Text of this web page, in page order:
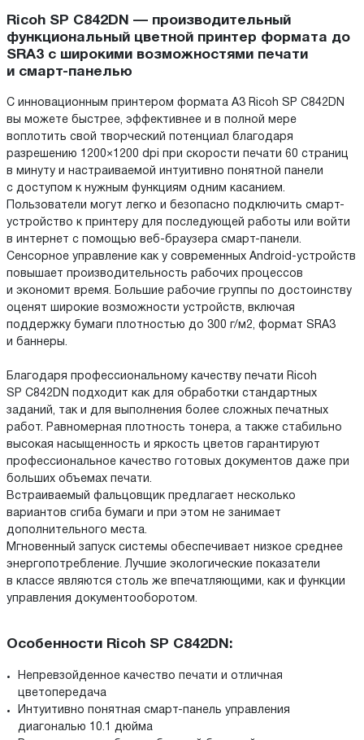
Ricoh SP C842DN — производительный
функциональный цветной принтер формата до
SRА3 с широкими возможностями печати
и смарт-панелью
С инновационным принтером формата A3 Ricoh SP C842DN
вы можете быстрее, эффективнее и в полной мере
воплотить свой творческий потенциал благодаря
разрешению 1200×1200 dpi при скорости печати 60 страниц
в минуту и настраиваемой интуитивно понятной панели
с доступом к нужным функциям одним касанием.
Пользователи могут легко и безопасно подключить смарт-
устройство к принтеру для последующей работы или войти
в интернет с помощью веб-браузера смарт-панели.
Сенсорное управление как у современных Android-устройств
повышает производительность рабочих процессов
и экономит время. Большие рабочие группы по достоинству
оценят широкие возможности устройств, включая
поддержку бумаги плотностью до 300 г/м2, формат SRA3
и баннеры.
Благодаря профессиональному качеству печати Ricoh
SP C842DN подходит как для обработки стандартных
заданий, так и для выполнения более сложных печатных
работ. Равномерная плотность тонера, а также стабильно
высокая насыщенность и яркость цветов гарантируют
профессиональное качество готовых документов даже при
больших объемах печати.
Встраиваемый фальцовщик предлагает несколько
вариантов сгиба бумаги и при этом не занимает
дополнительного места.
Мгновенный запуск системы обеспечивает низкое среднее
энергопотребление. Лучшие экологические показатели
в классе являются столь же впечатляющими, как и функции
управления документооборотом.
Особенности Ricoh SP C842DN:
Непревзойденное качество печати и отличная
цветопередача
Интуитивно понятная смарт-панель управления
диагональю 10.1 дюйма